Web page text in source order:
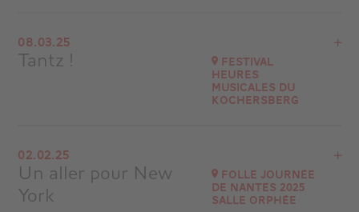
Cité Bleue de Genève - Suisse
à 19H30
08.03.25
Tantz ! Festival
Heures
Musicales du
Kochersberg
Espace Terminus
20 A rue de la Gare 67370 TRUCHTERSHEIM
à20H00
02.02.25
Un aller pour New
York
Folle Journée
de Nantes 2025
Salle Orphée